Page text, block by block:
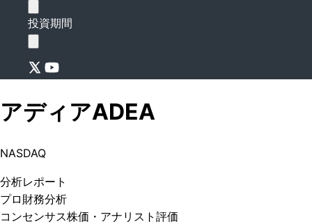
投資期間
アディアADEA
NASDAQ
分析レポート
プロ 財務分析
コンセンサス株価 ・アナリスト評価